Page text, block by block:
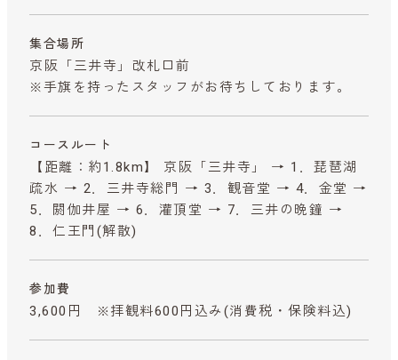
集合場所
京阪「三井寺」改札口前
※手旗を持ったスタッフがお待ちしております。
コースルート
【距離：約1.8km】 京阪「三井寺」 → 1．琵琶湖
疏水 → 2．三井寺総門 → 3．観音堂 → 4．金堂 →
5．閼伽井屋 → 6．灌頂堂 → 7．三井の晩鐘 →
8．仁王門(解散)
参加費
3,600円 ※拝観料600円込み (消費税・保険料込)